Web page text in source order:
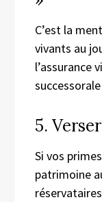
C’est la
vivants au
l’assurance
5.
Si vos
patrimoine